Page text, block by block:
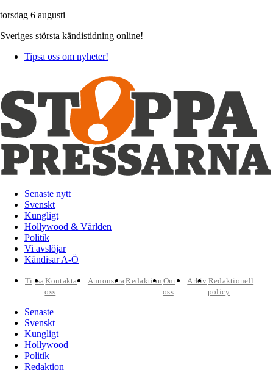
torsdag 6 augusti
Sveriges största kändistidning online!
Tipsa oss om nyheter!
Senaste nytt
Svenskt
Kungligt
Hollywood & Världen
Politik
Vi avslöjar
Kändisar A-Ö
TipsaKontakta
oss
AnnonseraRedaktion Om
oss
Arkiv Redaktionell
policy
Senaste
Svenskt
Kungligt
Hollywood
Politik
Redaktion